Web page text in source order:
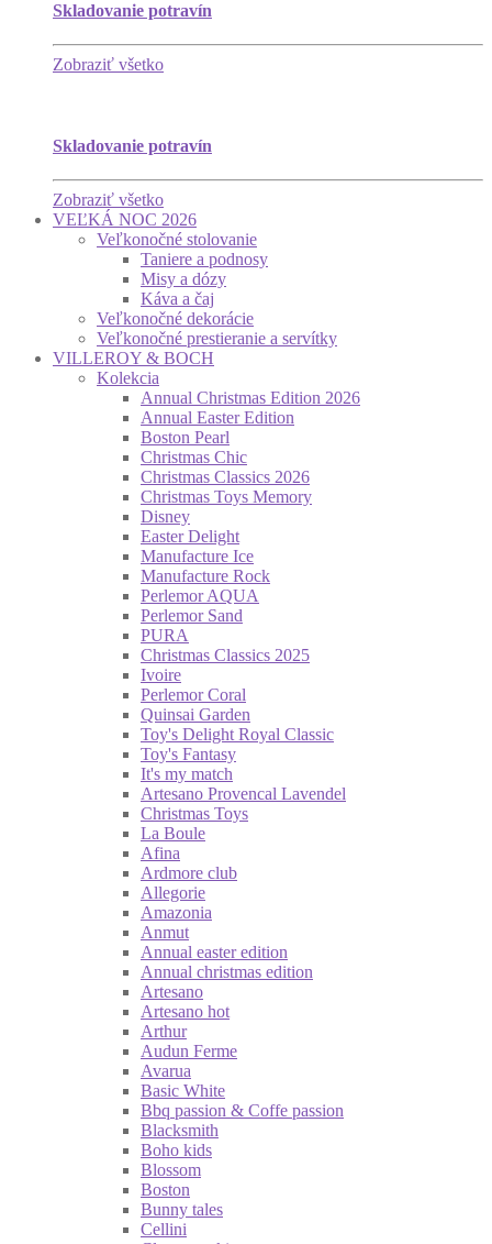
Skladovanie potravín
Zobraziť všetko
Skladovanie potravín
Zobraziť všetko
VEĽKÁ NOC 2026
Veľkonočné stolovanie
Taniere a podnosy
Misy a dózy
Káva a čaj
Veľkonočné dekorácie
Veľkonočné prestieranie a servítky
VILLEROY & BOCH
Kolekcia
Annual Christmas Edition 2026
Annual Easter Edition
Boston Pearl
Christmas Chic
Christmas Classics 2026
Christmas Toys Memory
Disney
Easter Delight
Manufacture Ice
Manufacture Rock
Perlemor AQUA
Perlemor Sand
PURA
Christmas Classics 2025
Ivoire
Perlemor Coral
Quinsai Garden
Toy's Delight Royal Classic
Toy's Fantasy
It's my match
Artesano Provencal Lavendel
Christmas Toys
La Boule
Afina
Ardmore club
Allegorie
Amazonia
Anmut
Annual easter edition
Annual christmas edition
Artesano
Artesano hot
Arthur
Audun Ferme
Avarua
Basic White
Bbq passion & Coffe passion
Blacksmith
Boho kids
Blossom
Boston
Bunny tales
Cellini